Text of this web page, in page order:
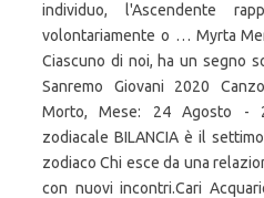
individuo, l'Ascendente
volontariamente o … Myrta
Ciascuno di noi, ha un segno
Sanremo Giovani 2020
Morto, Mese: 24 Agosto -
zodiacale BILANCIA è il
zodiaco Chi esce da una
con nuovi incontri.Cari